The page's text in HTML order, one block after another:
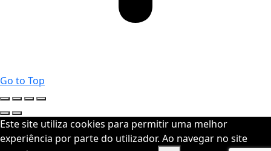
Go to Top
Este site utiliza cookies para permitir uma melhor
experiência por parte do utilizador. Ao navegar no site